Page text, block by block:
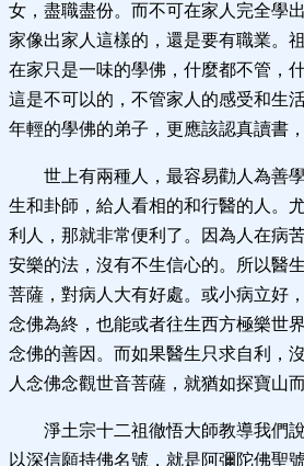
女，盡職盡份。而不可在家人完全學
家像出家人這樣的，還是要有職業。
在家只是一味的學佛，什麼都不管，
這是不可以的，不管家人的感受和生
年輕的學佛的弟子，更應該認真讀書
世上有兩種人，最容易勸人為善
生和卦師，給人看相的和行醫的人。
利人，那就非常便利了。因為人在病
安樂的法，沒有不生信心的。所以醫
菩薩，對病人大有好處。或小病立好
念佛為終，也能或者往生西方極樂世
念佛的善因。而如果醫生只求自利，
人念佛念觀世音菩薩，就猶如探寶山而
淨土宗十二祖徹悟大師教導我們
以深信願持佛名號，就是阿彌陀佛聖